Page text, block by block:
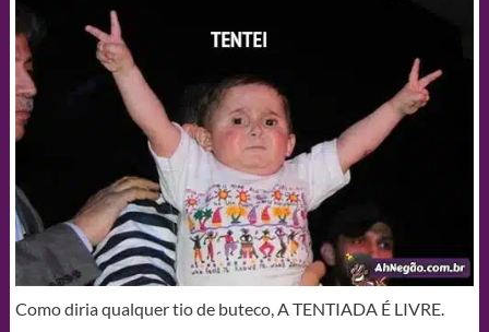
Como diria qualquer tio de buteco, A TENTIADA É LIVRE.